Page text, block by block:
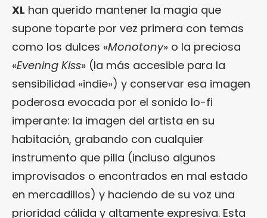
XL han querido mantener la magia que
supone toparte por vez primera con temas
como los dulces «Monotony» o la preciosa
«Evening Kiss» (la más accesible para la
sensibilidad «indie») y conservar esa imagen
poderosa evocada por el sonido lo-fi
imperante: la imagen del artista en su
habitación, grabando con cualquier
instrumento que pilla (incluso algunos
improvisados o encontrados en mal estado
en mercadillos) y haciendo de su voz una
prioridad cálida y altamente expresiva. Esta